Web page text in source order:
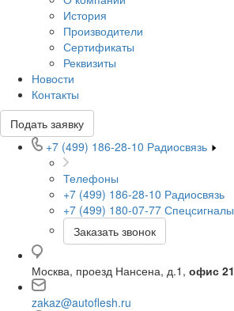
История
Производители
Сертификаты
Реквизиты
Новости
Контакты
Подать заявку
+7 (499) 186-28-10 Радиосвязь
Телефоны
+7 (499) 186-28-10 Радиосвязь
+7 (499) 180-07-77 Спецсигналы
Заказать звонок
Москва, проезд Нансена, д.1, офис 21
zakaz@autoflesh.ru